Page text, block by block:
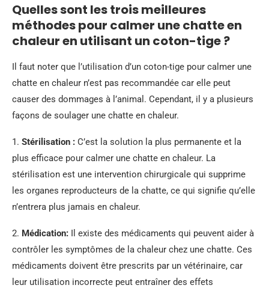
Quelles sont les trois meilleures
méthodes pour calmer une chatte en
chaleur en utilisant un coton-tige ?
Il faut noter que l’utilisation d’un coton-tige pour calmer une
chatte en chaleur n’est pas recommandée car elle peut
causer des dommages à l’animal. Cependant, il y a plusieurs
façons de soulager une chatte en chaleur.
1. Stérilisation : C’est la solution la plus permanente et la
plus efficace pour calmer une chatte en chaleur. La
stérilisation est une intervention chirurgicale qui supprime
les organes reproducteurs de la chatte, ce qui signifie qu’elle
n’entrera plus jamais en chaleur.
2. Médication: Il existe des médicaments qui peuvent aider à
contrôler les symptômes de la chaleur chez une chatte. Ces
médicaments doivent être prescrits par un vétérinaire, car
leur utilisation incorrecte peut entraîner des effets